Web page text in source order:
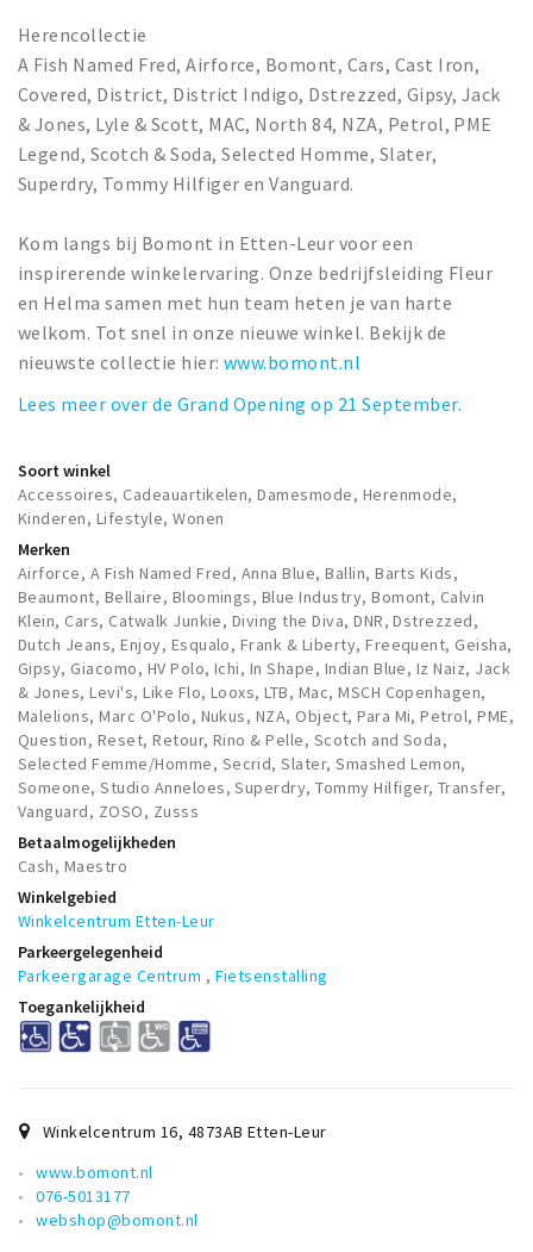
Herencollectie
A Fish Named Fred, Airforce, Bomont, Cars, Cast Iron,
Covered, District, District Indigo, Dstrezzed, Gipsy, Jack
& Jones, Lyle & Scott, MAC, North 84, NZA, Petrol, PME
Legend, Scotch & Soda, Selected Homme, Slater,
Superdry, Tommy Hilfiger en Vanguard.
Kom langs bij Bomont in Etten-Leur voor een
inspirerende winkelervaring. Onze bedrijfsleiding Fleur
en Helma samen met hun team heten je van harte
welkom. Tot snel in onze nieuwe winkel. Bekijk de
nieuwste collectie hier: www.bomont.nl
Lees meer over de Grand Opening op 21 September.
Soort winkel
Accessoires, Cadeauartikelen, Damesmode, Herenmode,
Kinderen, Lifestyle, Wonen
Merken
Airforce, A Fish Named Fred, Anna Blue, Ballin, Barts Kids,
Beaumont, Bellaire, Bloomings, Blue Industry, Bomont, Calvin
Klein, Cars, Catwalk Junkie, Diving the Diva, DNR, Dstrezzed,
Dutch Jeans, Enjoy, Esqualo, Frank & Liberty, Freequent, Geisha,
Gipsy, Giacomo, HV Polo, Ichi, In Shape, Indian Blue, Iz Naiz, Jack
& Jones, Levi's, Like Flo, Looxs, LTB, Mac, MSCH Copenhagen,
Malelions, Marc O'Polo, Nukus, NZA, Object, Para Mi, Petrol, PME,
Question, Reset, Retour, Rino & Pelle, Scotch and Soda,
Selected Femme/Homme, Secrid, Slater, Smashed Lemon,
Someone, Studio Anneloes, Superdry, Tommy Hilfiger, Transfer,
Vanguard, ZOSO, Zusss
Betaalmogelijkheden
Cash, Maestro
Winkelgebied
Winkelcentrum Etten-Leur
Parkeergelegenheid
Parkeergarage Centrum , Fietsenstalling
Toegankelijkheid
Winkelcentrum 16, 4873AB Etten-Leur
www.bomont.nl
076-5013177
webshop@bomont.nl